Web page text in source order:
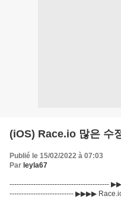
(iOS) Race.io 많은 수
Publié le 15/02/2022 à 07:03
Par leyla67
------------------------------------------
--------------------------- ▶▶▶▶